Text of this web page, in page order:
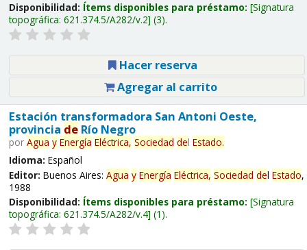
Disponibilidad: Ítems disponibles para préstamo: Signatura
topográfica: 621.374.5/A282/v.2 (3).
Hacer reserva
Agregar al carrito
Estación transformadora San Antoni Oeste,
provincia deRío Negro
por Agua y Energía Eléctrica, Sociedad del Estado.
Idioma: Español
Editor: Buenos Aires: Agua y Energía Eléctrica, Sociedad del Estado,
1988
Disponibilidad: Ítems disponibles para préstamo: Signatura
topográfica: 621.374.5/A282/v.4 (1).